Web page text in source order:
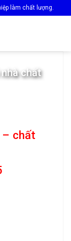
làm chất lượng.
chất
LẠNH
chất